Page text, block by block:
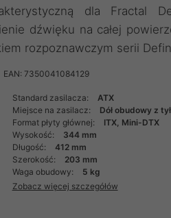
dla Fractal
dźwięku na całej
rozpoznawczym serii
EAN: 7350041084129
Standard zasilacza:
ATX
Miejsce na zasilacz:
Dół obudowy z
Format płyty głównej:
ITX, Mini-DTX
Wysokość:
344 mm
Długość:
412 mm
Szerokość:
203 mm
Waga obudowy:
5 kg
Zobacz więcej szczegółów